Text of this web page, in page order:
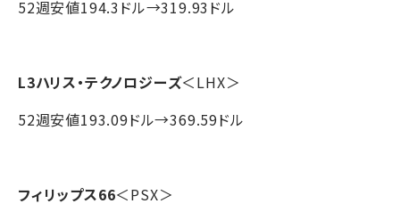
52週安値194.3ドル→319.93ドル
L3ハリス・テクノロジーズ＜LHX＞
52週安値193.09ドル→369.59ドル
フィリップス66＜PSX＞